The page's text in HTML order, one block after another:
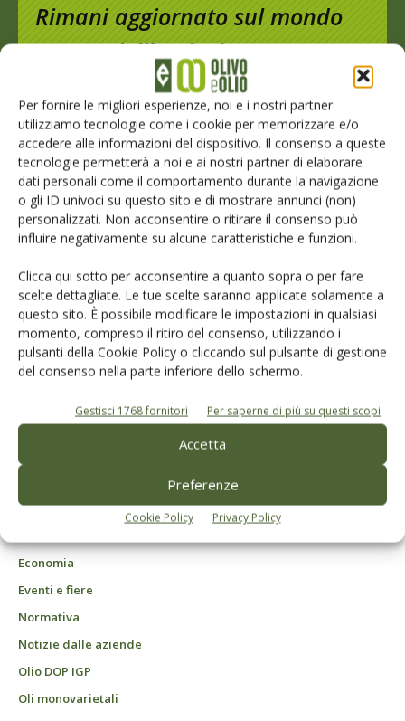
Per fornire le migliori esperienze, noi e i nostri partner
utilizziamo tecnologie come i cookie per memorizzare e/o
accedere alle informazioni del dispositivo. Il consenso a queste
tecnologie permetterà a noi e ai nostri partner di elaborare
dati personali come il comportamento durante la navigazione
o gli ID univoci su questo sito e di mostrare annunci (non)
personalizzati. Non acconsentire o ritirare il consenso può
influire negativamente su alcune caratteristiche e funzioni.
Clicca qui sotto per acconsentire a quanto sopra o per fare
scelte dettagliate. Le tue scelte saranno applicate solamente a
questo sito. È possibile modificare le impostazioni in qualsiasi
momento, compreso il ritiro del consenso, utilizzando i
pulsanti della Cookie Policy o cliccando sul pulsante di gestione
del consenso nella parte inferiore dello schermo.
Gestisci 1768 fornitori Per saperne di più su questi scopi
Accetta
Preferenze
Cookie Policy Privacy Policy
Rimani aggiornato sul mondo
dell’agricoltura
Iscriviti alle nostre newsletter
© Tecniche Nuove Spa. Tutti i diritti riservati. Sede legale Via Eritrea 21 -
imprese di Milano: 00753480151
Registrazione Tribunale di Milano n. 69 del 05/03/2014. Precedentemente
registrata presso il tribunale di Bologna n. 6776 del 04/03/1998
ROC "Poste italiane Spa - sped. A.P. - DL 353/2003 conv. L. 46/2004, art. 1c.1:
DCB Milano" Roc n. 24344 del 11 marzo 2014
Agrofarmaci – Difesa
Economia
Eventi e fiere
Normativa
Notizie dalle aziende
Olio DOP IGP
Oli monovarietali